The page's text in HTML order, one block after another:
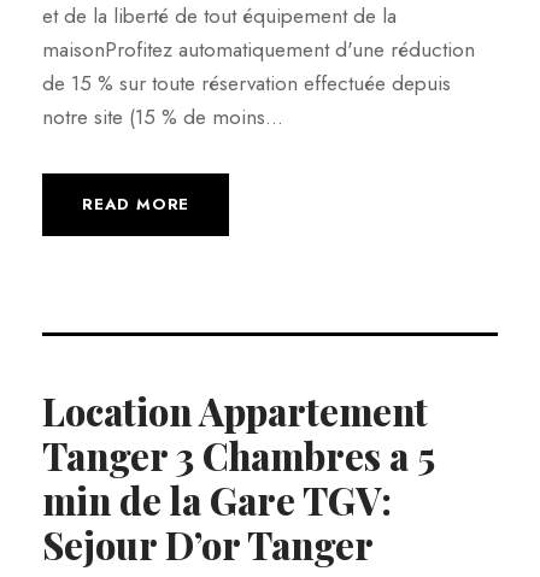
et de la liberté de tout équipement de la
maisonProfitez automatiquement d'une réduction
de 15 % sur toute réservation effectuée depuis
notre site (15 % de moins...
READ MORE
Location Appartement
Tanger 3 Chambres a 5
min de la Gare TGV:
Sejour D’or Tanger